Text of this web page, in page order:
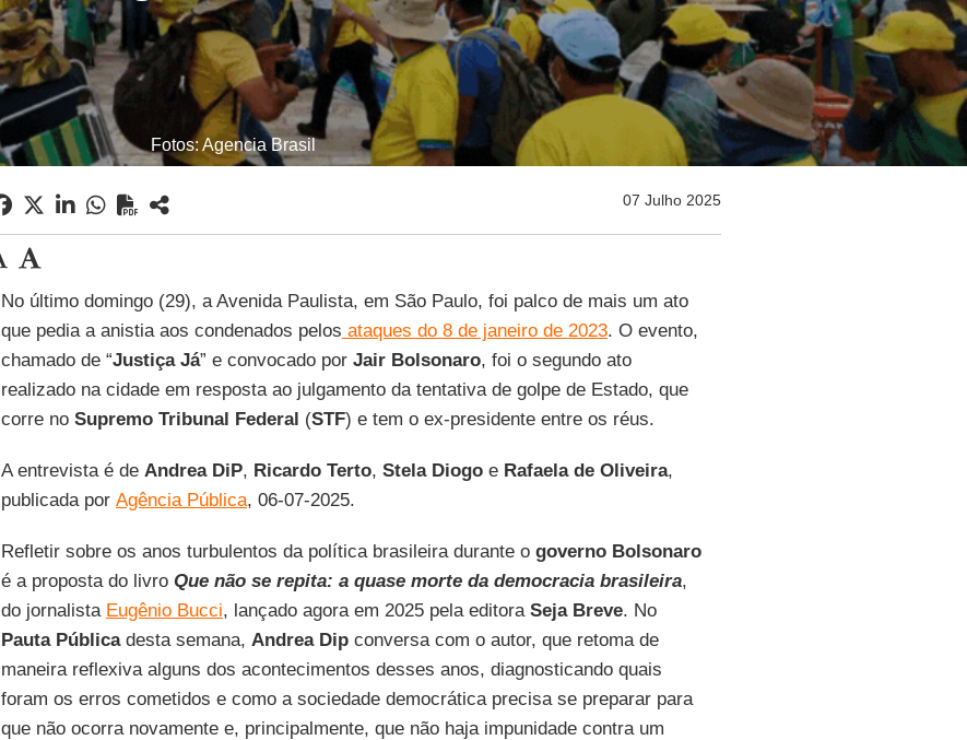
Fotos: Agencia Brasil
07 Julho 2025
No último domingo (29), a Avenida Paulista, em São Paulo, foi palco de mais um ato
que pedia a anistia aos condenados pelos ataques do 8 de janeiro de 2023. O evento,
chamado de “Justiça Já” e convocado por Jair Bolsonaro, foi o segundo ato
realizado na cidade em resposta ao julgamento da tentativa de golpe de Estado, que
corre no Supremo Tribunal Federal (STF) e tem o ex-presidente entre os réus.
A entrevista é de Andrea DiP, Ricardo Terto, Stela Diogo eRafaela de Oliveira,
publicada por Agência Pública, 06-07-2025.
Refletir sobre os anos turbulentos da política brasileira durante o governo Bolsonaro
é a proposta do livro Que não se repita: a quase morte da democracia brasileira,
do jornalista Eugênio Bucci, lançado agora em 2025 pela editora Seja Breve. No
Pauta Públicadesta semana, Andrea Dipconversa com o autor, que retoma de
maneira reflexiva alguns dos acontecimentos desses anos, diagnosticando quais
foram os erros cometidos e como a sociedade democrática precisa se preparar para
que não ocorra novamente e, principalmente, que não haja impunidade contra um